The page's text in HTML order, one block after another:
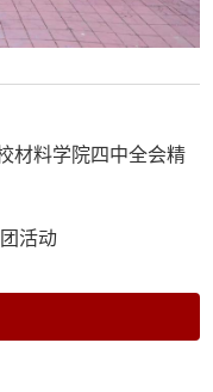
材料学院四中全会精
活动